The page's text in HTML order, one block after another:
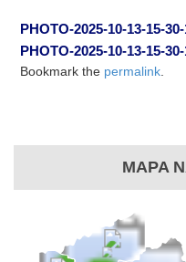
PHOTO-2025-10-13-15-
PHOTO-2025-10-13-15-
Bookmark the permalink
MAPA